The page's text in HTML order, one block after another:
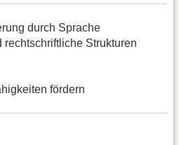
durch Sprache
rechtschriftliche Strukturen
fördern